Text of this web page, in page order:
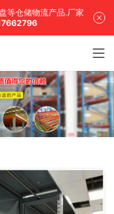
等仓储物流产品.厂家